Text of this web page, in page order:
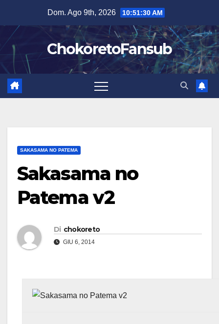
contenuto
Dom. Ago 9th, 2026 10:51:31 AM
ChokoretoFansub
SAKASAMA NO PATEMA
Sakasama no
Patema v2
Di chokoreto
GIU 6, 2014